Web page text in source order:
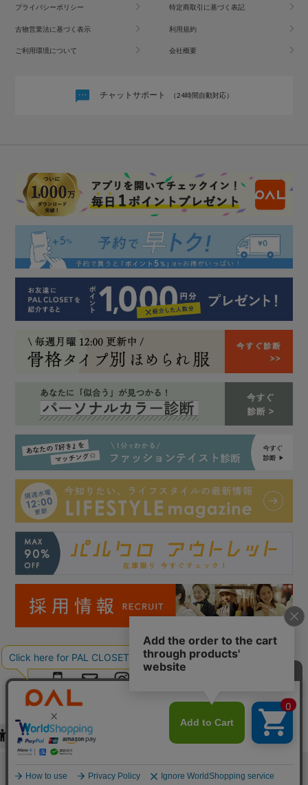
プライバシーポリシー 特定商取引に基づく表記
古物営業法に基づく表示 利用規約
ご利用環境について 会社概要
チャットサポート （24時間自動対応）